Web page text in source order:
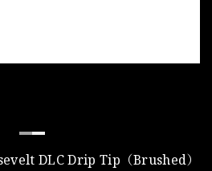
DLC Drip Tip（Brushed）